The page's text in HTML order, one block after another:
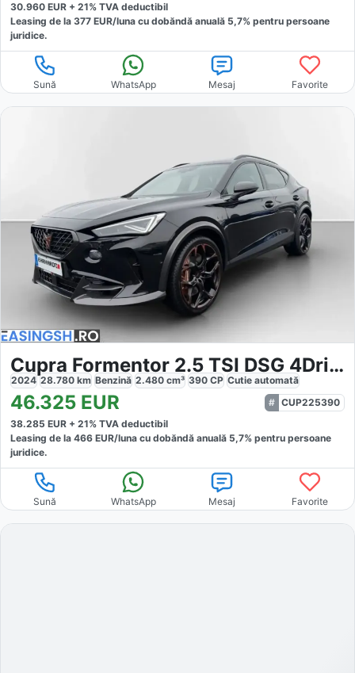
30.960 EUR + 21% TVA deductibil
Leasing de la 377 EUR/luna cu dobăndă anuală 5,7% pentru persoane
juridice.
Sună WhatsApp Mesaj Favorite
Cupra Formentor 2.5 TSI DSG 4Drive VZ5
2024 28.780 km Benzină 2.480 cm³ 390 CP Cutie automată
46.325 EUR
CUP225390
38.285 EUR + 21% TVA deductibil
Leasing de la 466 EUR/luna cu dobăndă anuală 5,7% pentru persoane
juridice.
Sună WhatsApp Mesaj Favorite